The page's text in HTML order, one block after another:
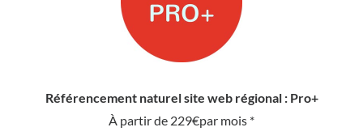
Référencement naturel site web régional : Pro+
À partir de 229€par mois *